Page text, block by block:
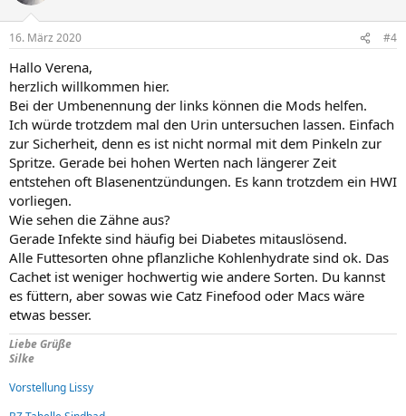
16. März 2020 #4
Hallo Verena,
herzlich willkommen hier.
Bei der Umbenennung der links können die Mods helfen.
Ich würde trotzdem mal den Urin untersuchen lassen. Einfach
zur Sicherheit, denn es ist nicht normal mit dem Pinkeln zur
Spritze. Gerade bei hohen Werten nach längerer Zeit
entstehen oft Blasenentzündungen. Es kann trotzdem ein HWI
vorliegen.
Wie sehen die Zähne aus?
Gerade Infekte sind häufig bei Diabetes mitauslösend.
Alle Futtesorten ohne pflanzliche Kohlenhydrate sind ok. Das
Cachet ist weniger hochwertig wie andere Sorten. Du kannst
es füttern, aber sowas wie Catz Finefood oder Macs wäre
etwas besser.
Liebe Grüße
Silke
Vorstellung Lissy